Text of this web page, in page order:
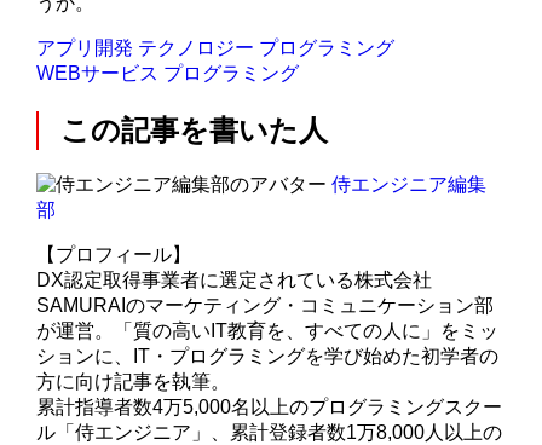
アプリ開発 テクノロジー プログラミング
WEBサービス プログラミング
この記事を書いた人
侍エンジニア編集
部
【プロフィール】
DX認定取得事業者に選定されている株式会社
SAMURAIのマーケティング・コミュニケーション部
が運営。「質の高いIT教育を、すべての人に」をミッ
ションに、IT・プログラミングを学び始めた初学者の
方に向け記事を執筆。
累計指導者数4万5,000名以上のプログラミングスクー
ル「侍エンジニア」、累計登録者数1万8,000人以上の